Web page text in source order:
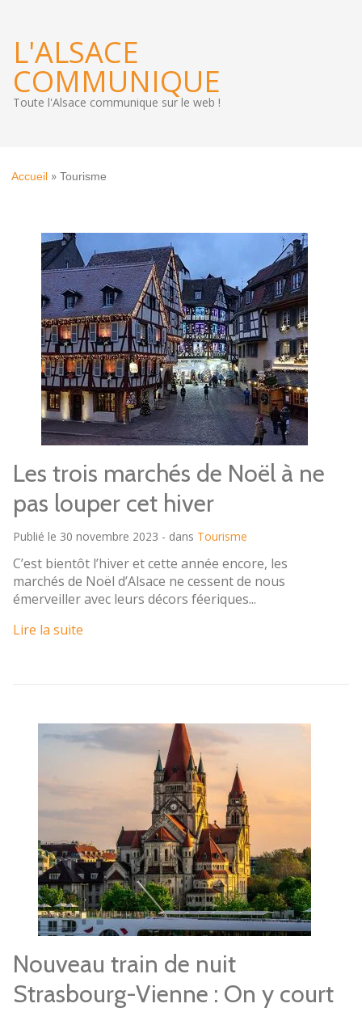
L'ALSACE
COMMUNIQUE
Toute l'Alsace communique sur le web !
Accueil » Tourisme
Les trois marchés de Noël à ne
pas louper cet hiver
Publié le 30 novembre 2023 - dans Tourisme
C’est bientôt l’hiver et cette année encore, les
marchés de Noël d’Alsace ne cessent de nous
émerveiller avec leurs décors féeriques...
Lire la suite
Nouveau train de nuit
Strasbourg-Vienne : On y court